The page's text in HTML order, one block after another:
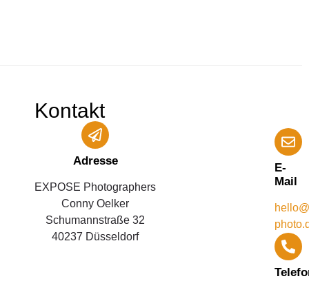
Kontakt
Adresse
EXPOSE Photographers
Conny Oelker
Schumannstraße 32
40237 Düsseldorf
E-
Mail